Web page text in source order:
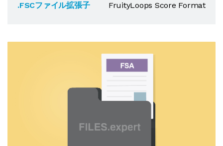
.FSCファイル拡張子
FruityLoops Score Format